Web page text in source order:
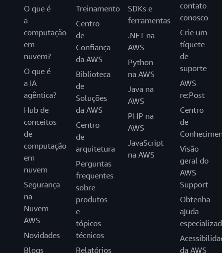
O que é
a
computação
em
nuvem?
O que é
a IA
agêntica?
Hub de
conceitos
de
computação
em
nuvem
Segurança
na
Nuvem
AWS
Novidades
Blogs
Treinamento
Centro
de
Confiança
da AWS
Biblioteca
de
Soluções
da AWS
Centro
de
arquitetura
Perguntas
frequentes
sobre
produtos
e
tópicos
técnicos
Relatórios
SDKs e
ferramentas
.NET na
AWS
Python
na AWS
Java na
AWS
PHP na
AWS
JavaScript
na AWS
contato
conosco
Crie um
tíquete
de
suporte
AWS
re:Post
Centro
de
Visão
geral do
AWS
Support
Obtenha
ajuda
da AWS